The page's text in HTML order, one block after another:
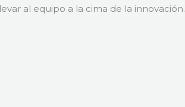
al equipo a la cima de la innovación.